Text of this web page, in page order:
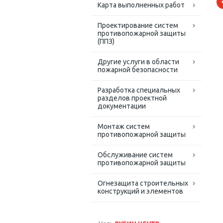
Карта выполненных работ
Проектирование систем
противопожарной защиты
(ППЗ)
Другие услуги в области
пожарной безопасности
Разработка специальных
разделов проектной
документации
Монтаж систем
противопожарной защиты
Обслуживание систем
противопожарной защиты
Огнезащита строительных
конструкций и элементов